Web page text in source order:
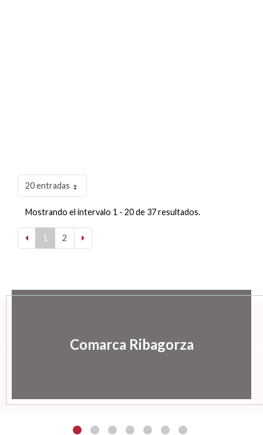
20 entradas
Mostrando el intervalo 1 - 20 de 37 resultados.
1 2
Comarca Ribagorza